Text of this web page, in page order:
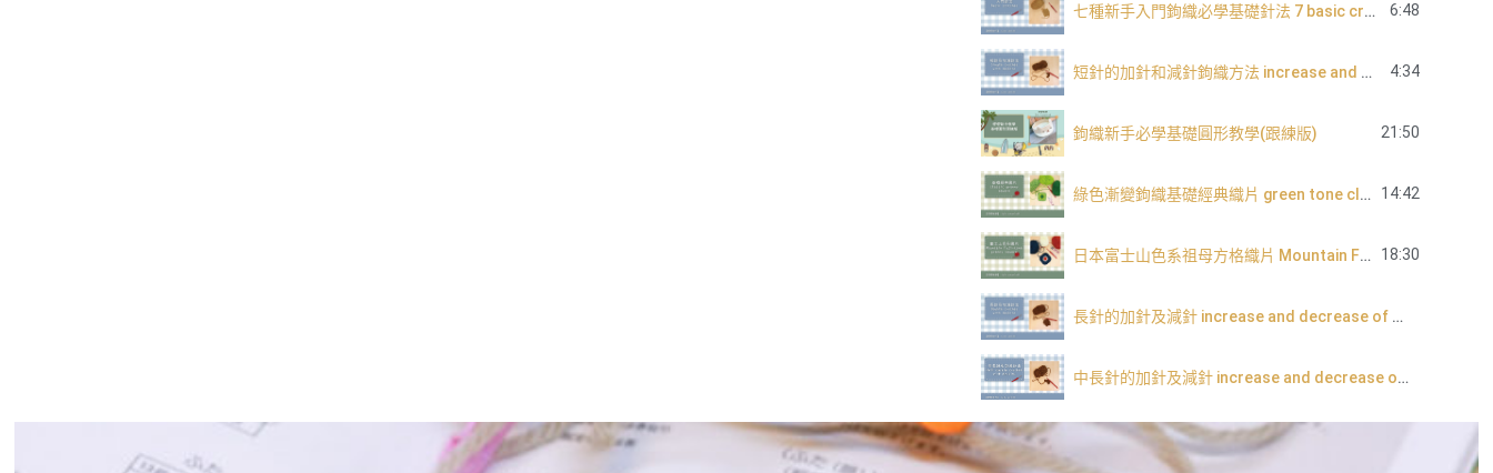
七種新手入門鉤織必學基礎針法 7 basic crochet stitch for beginners 6:48
短針的加針和減針鉤織方法 increase and decrease of single crochet 4:34
鉤織新手必學基礎圓形教學(跟練版) 21:50
綠色漸變鉤織基礎經典織片 green tone classic granny square 14:42
日本富士山色系祖母方格織片 Mountain Fuji tone granny square 18:30
長針的加針及減針 increase and decrease of double crochet
中長針的加針及減針 increase and decrease of half double crochet